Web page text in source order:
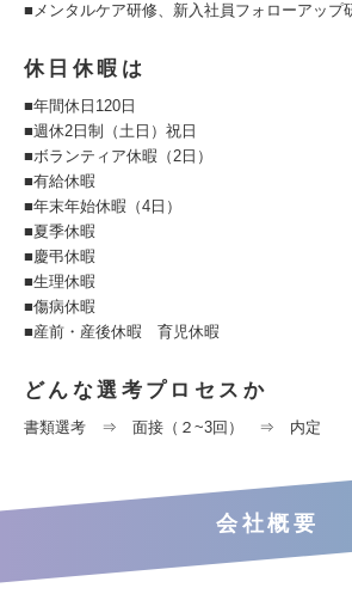
■メンタルケア研修、新入社員フォローアッ
休日休暇は
■年間休日120日
■週休2日制（土日）祝日
■ボランティア休暇（2日）
■有給休暇
■年末年始休暇（4日）
■夏季休暇
■慶弔休暇
■生理休暇
■傷病休暇
■産前・産後休暇 育児休暇
どんな選考プロセスか
書類選考 ⇒ 面接（２~3回） ⇒ 内定
会社概要